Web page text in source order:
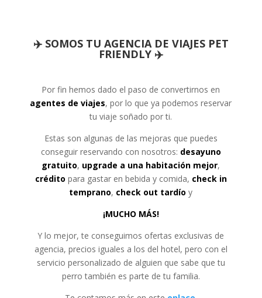
✈️SOMOS TU AGENCIA DE VIAJES PET
FRIENDLY ✈️
Por fin hemos dado el paso de convertirnos en
agentes de viajes, por lo que ya podemos reservar
tu viaje soñado por ti.
Estas son algunas de las mejoras que puedes
conseguir reservando con nosotros: desayuno
gratuito, upgrade a una habitación mejor,
crédito para gastar en bebida y comida, check in
temprano, check out tardío y
¡MUCHO MÁS!
Y lo mejor, te conseguimos ofertas exclusivas de
agencia, precios iguales a los del hotel, pero con el
servicio personalizado de alguien que sabe que tu
perro también es parte de tu familia.